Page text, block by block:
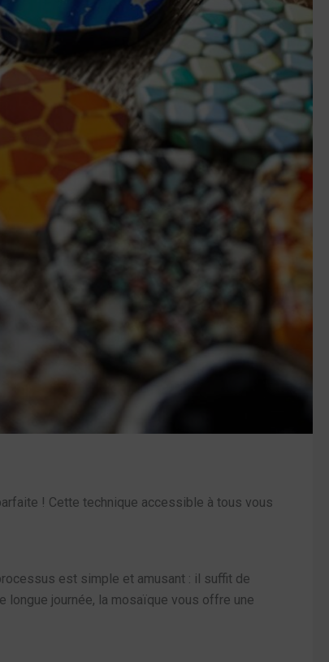
! Cette technique accessible à tous vous
est simple et amusant : il suffit de
journée, la mosaïque vous offre une